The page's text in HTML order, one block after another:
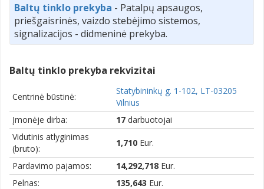
Baltų tinklo prekyba - Patalpų apsaugos,
priešgaisrinės, vaizdo stebėjimo sistemos,
signalizacijos - didmeninė prekyba.
Baltų tinklo prekyba rekvizitai
Centrinė būstinė:
Statybininkų g. 1-102, LT-03205
Vilnius
Įmonėje dirba:
17 darbuotojai
Vidutinis atlyginimas
(bruto):
1,710 Eur.
Pardavimo pajamos: 14,292,718 Eur.
Pelnas:
135,643 Eur.